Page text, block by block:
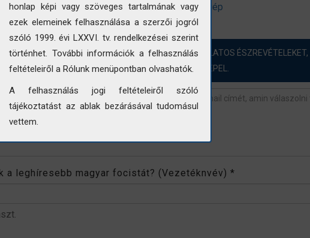
M3 autópálya építés autópálya munkagép
ÖRÖMMEL FOGADJUK A FOTÓINKKAL KAPCSOLATOS ÉSZREVÉTELEKET,
AZOKBAN AZ ESETEKBEN, AHOL „NINCS ADAT” SZEREPEL.
a leghíresebb magyar focistát? (Vezetéknvév)*
honlap képi vagy szöveges tartalmának vagy
ezek elemeinek felhasználása a szerzői jogról
szóló 1999. évi LXXVI. tv. rendelkezései szerint
történhet. További információk a felhasználás
feltételeiről a Rólunk menüpontban olvashatók.
A felhasználás jogi feltételeiről szóló
tájékoztatást az ablak bezárásával tudomásul
vettem.